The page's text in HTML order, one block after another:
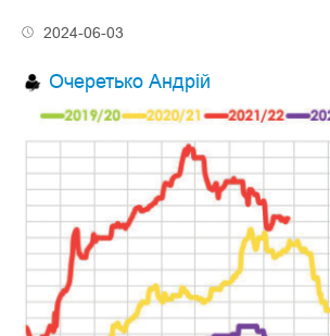
2024-06-03
Очеретько Андрій